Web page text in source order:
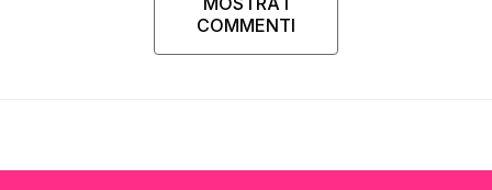
COMMENTI